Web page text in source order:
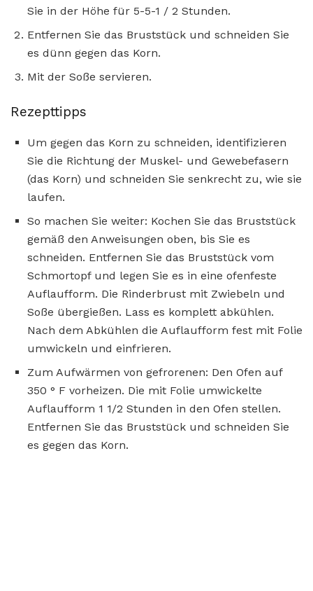
Sie in der Höhe für 5-5-1 / 2 Stunden.
Entfernen Sie das Bruststück und schneiden Sie
es dünn gegen das Korn.
Mit der Soße servieren.
Rezepttipps
Um gegen das Korn zu schneiden, identifizieren
Sie die Richtung der Muskel- und Gewebefasern
(das Korn) und schneiden Sie senkrecht zu, wie sie
laufen.
So machen Sie weiter: Kochen Sie das Bruststück
gemäß den Anweisungen oben, bis Sie es
schneiden. Entfernen Sie das Bruststück vom
Schmortopf und legen Sie es in eine ofenfeste
Auflaufform. Die Rinderbrust mit Zwiebeln und
Soße übergießen. Lass es komplett abkühlen.
Nach dem Abkühlen die Auflaufform fest mit Folie
umwickeln und einfrieren.
Zum Aufwärmen von gefrorenen: Den Ofen auf
350 ° F vorheizen. Die mit Folie umwickelte
Auflaufform 1 1/2 Stunden in den Ofen stellen.
Entfernen Sie das Bruststück und schneiden Sie
es gegen das Korn.